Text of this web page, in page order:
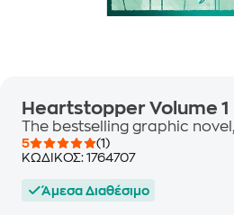
Heartstopper Volume 1
The bestselling graphic
5
(1)
ΚΩΔΙΚΟΣ: 1764707
Άμεσα Διαθέσιμο